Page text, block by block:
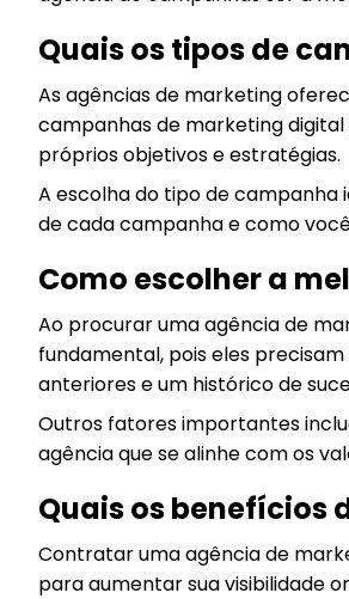
Quais os tipos de
As agências de marketing
campanhas de marketing digital
próprios objetivos e estratégias.
A escolha do tipo de campanha
de cada campanha e como
Como escolher a
Ao procurar uma agência de
fundamental, pois eles
anteriores e um histórico de
Outros fatores importantes
agência que se alinhe com os
Quais os
Contratar uma agência de
para aumentar sua visibilidade